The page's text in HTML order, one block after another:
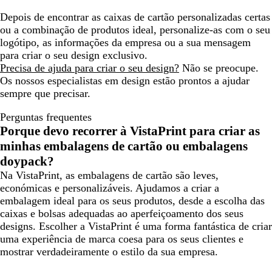
Depois de encontrar as caixas de cartão personalizadas certas
ou a combinação de produtos ideal, personalize-as com o seu
logótipo, as informações da empresa ou a sua mensagem
para criar o seu design exclusivo.
Precisa de ajuda para criar o seu design? Não se preocupe.
Os nossos especialistas em design estão prontos a ajudar
sempre que precisar.
Perguntas frequentes
Porque devo recorrer à VistaPrint para criar as
minhas embalagens de cartão ou embalagens
doypack?
Na VistaPrint, as embalagens de cartão são leves,
económicas e personalizáveis. Ajudamos a criar a
embalagem ideal para os seus produtos, desde a escolha das
caixas e bolsas adequadas ao aperfeiçoamento dos seus
designs. Escolher a VistaPrint é uma forma fantástica de criar
uma experiência de marca coesa para os seus clientes e
mostrar verdadeiramente o estilo da sua empresa.